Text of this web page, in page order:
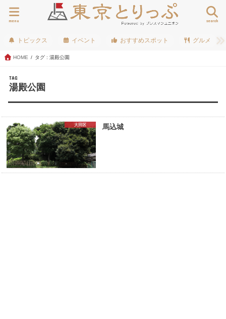
search
menu
トピックス イベント おすすめスポット グルメ
HOME タグ : 湯殿公園
TAG
湯殿公園
大田区 馬込城